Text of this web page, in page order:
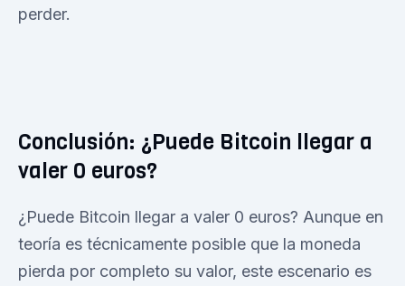
perder.
Conclusión: ¿Puede Bitcoin llegar a
valer 0 euros?
¿Puede Bitcoin llegar a valer 0 euros? Aunque en
teoría es técnicamente posible que la moneda
pierda por completo su valor, este escenario es